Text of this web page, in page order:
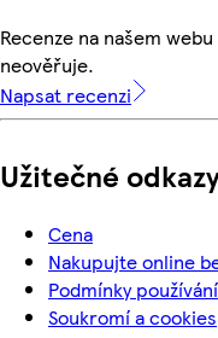
Recenze na našem
neověřuje.
Napsat recenzi
Užitečné
Cena
Nakupujte online
Podmínky používání
Soukromí a cookies